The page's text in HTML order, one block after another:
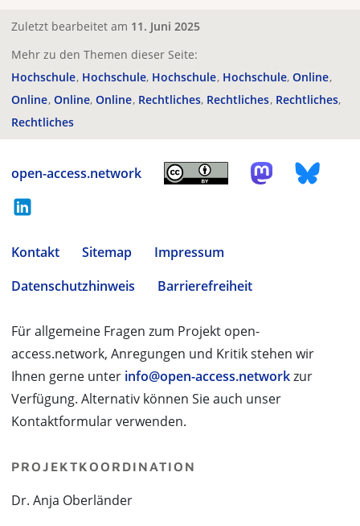
Zuletzt bearbeitet am 11. Juni 2025
Mehr zu den Themen dieser Seite:
Hochschule Hochschule Hochschule Hochschule Online
Online Online Online Rechtliches Rechtliches Rechtliches
Rechtliches
open-access.network
Kontakt Sitemap
Impressum
Datenschutzhinweis
Barrierefreiheit
Für allgemeine Fragen zum Projekt open-
access.network, Anregungen und Kritik stehen wir
Ihnen gerne unter info@open-access.networkzur
Verfügung. Alternativ können Sie auch unser
Kontaktformular verwenden.
PROJEKTKOORDINATION
Dr. Anja Oberländer